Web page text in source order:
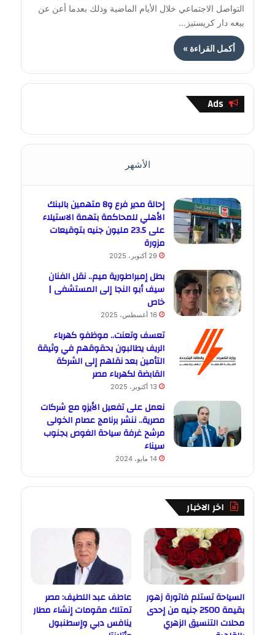
التواصل الاجتماعي خلال الأيام الماضية وذلك بعدما أعن عن
بيعه دار كريستيز…
أكمل القراءة »
Ads
الأشهر
إحالة مدير فرع و8 متهمين بالبنك
الأهلي للمحاكمة بتهمة الاستيلاء
على 23.5 مليون جنيه بتوقيعات
مزورة
29 أكتوبر، 2025
بطل إمبراطورية ميم.. نقل الفنان
سيف أبو النجا إلى المستشفى |
خاص
16 أغسطس، 2025
تعسف وتعنت.. موظفو كهرباء
الريف يطالبون بحقوقهم في وثيقة
التأمين بعد نقلهم إلى الشركة
القابضة لكهرباء مصر
13 أكتوبر، 2025
نعمل على تفعيل الأيزو مع شركات
مصرية.. ننشر برنامج عصام الخولى
مرشح غرفة سياحة الغوص بجنوب
سيناء
14 مايو، 2024
اخر الاخبار
السياحة تستلم فاتورة زهور
بقيمة 2500 جنيه من إحدى
محلات التنسيق الزهري
عاطف عبد اللطيف: مصر
تمتلك مقومات إنشاء مطار
ينافس دبي وإسطنبول